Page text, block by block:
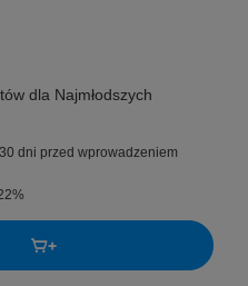
dla Najmłodszych
dni przed wprowadzeniem